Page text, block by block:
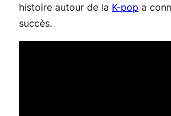
histoire autour de la K-pop a
succès.